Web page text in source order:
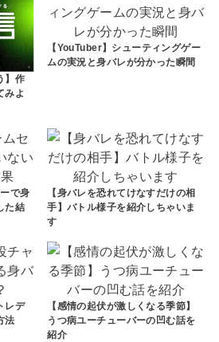
】作
みよ
【YouTuber】シューティングゲー
ムの実況と身バレが分かった瞬間
で身
た結
【身バレを恐れてけなすだけの相
手】バトル様子を紹介しちゃいま
す
レデ
法
【感情の起伏が激しくなる季節】
うつ病ユーチューバーの凹む話を
紹介